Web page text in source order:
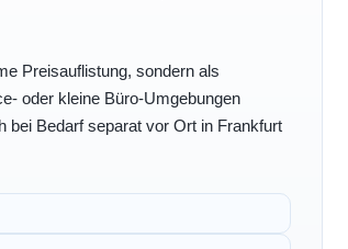
Preisauflistung, sondern als
oder kleine Büro-Umgebungen
bei Bedarf separat vor Ort in Frankfurt